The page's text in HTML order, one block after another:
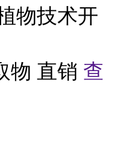
物技术开
物 直销 查